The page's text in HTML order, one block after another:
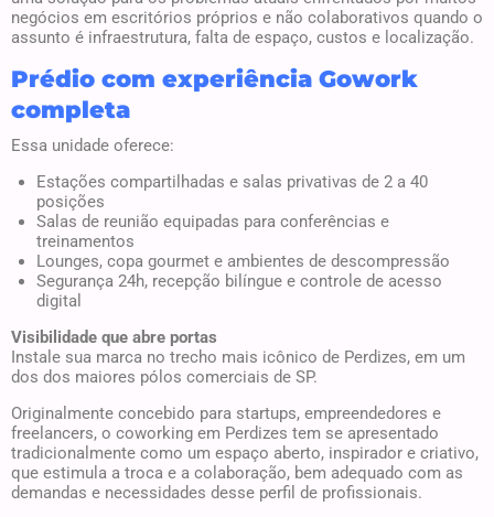
negócios em escritórios próprios e não colaborativos quando o
assunto é infraestrutura, falta de espaço, custos e localização.
Prédio com experiência Gowork
completa
Essa unidade oferece:
Estações compartilhadas e salas privativas de 2 a 40
posições
Salas de reunião equipadas para conferências e
treinamentos
Lounges, copa gourmet e ambientes de descompressão
Segurança 24h, recepção bilíngue e controle de acesso
digital
Visibilidade que abre portas
Instale sua marca no trecho mais icônico de Perdizes, em um
dos dos maiores pólos comerciais de SP.
Originalmente concebido para startups, empreendedores e
freelancers, o coworking em Perdizes tem se apresentado
tradicionalmente como um espaço aberto, inspirador e criativo,
que estimula a troca e a colaboração, bem adequado com as
demandas e necessidades desse perfil de profissionais.